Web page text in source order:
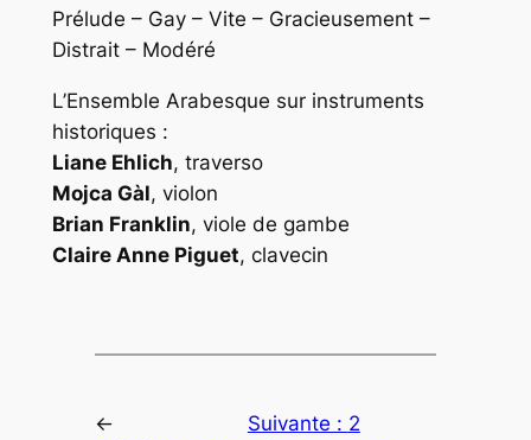
Prélude – Gay – Vite – Gracieusement –
Distrait – Modéré
L’Ensemble Arabesque sur instruments
historiques :
Liane Ehlich, traverso
Mojca Gàl, violon
Brian Franklin, viole de gambe
Claire Anne Piguet, clavecin
←
Suivante : 2